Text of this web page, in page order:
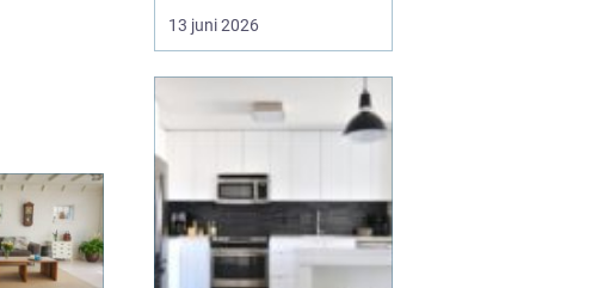
senare. Taket är husets
viktigaste skydd mot
och när taket sviktar
påverkas både
energikostnader och
husets långsiktiga värde.
Många väntar f...
13 juni 2026